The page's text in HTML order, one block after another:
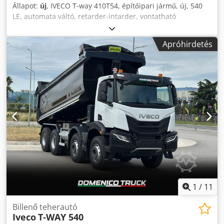
Állapot: új, IVECO T-way 410T54, építőipari jármű, új, 540
LE, automata váltó, retarder-intarder, vontatható
össztömeg, navigációs rádió, Apple Car Play, Android Auto,
napellenző, differenciálzár, elektromos fűtött tükrök, Euro
6, prémium légrugós vezetőülés, légkondicionáló,
megerősített laprugós felfüggesztés, tolatókamera, teljes
felszereltség. Új, négyzet alakú billenőplatóval szerelt
EMILCAMION P6 modellel, 8 mm vastag hardox
padlólemez, 6 mm vastag hardox oldalfalak, hátsó billenő,
zászlós nyílású felépítmény, Marcolin ponyvás
takarórendszerrel, távirányítóval, full extrás. Dedpjy Uvu
Tofx Ahljwa
Apróhirdetés
1 / 11
Billenő teherautó
IvecoT-WAY 540